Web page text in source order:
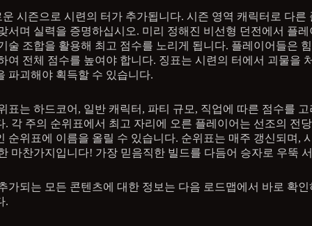
운 시즌으로 시련의 터가 추가됩니다. 시즌 영역 캐릭터로 다른
서며 실력을 증명하십시오. 미리 정해진 비선형 던전에서 플레
술 조합을 활용해 최고 점수를 노리게 됩니다. 플레이어들은
여 전체 점수를 높여야 합니다. 징표는 시련의 터에서 괴물을
파괴해야 획득할 수 있습니다.
표는 하드코어, 일반 캐릭터, 파티 규모, 직업에 따른 점수를 고
. 각 주의 순위표에서 최고 자리에 오른 플레이어는 선조의 전
순위표에 이름을 올릴 수 있습니다. 순위표는 매주 갱신되며,
마찬가지입니다! 가장 믿음직한 빌드를 다듬어 승자로 우뚝
가되는 모든 콘텐츠에 대한 정보는 다음 로드맵에서 바로 확인
.